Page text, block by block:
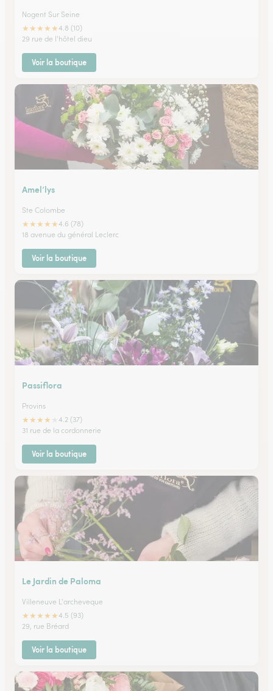
Nogent Sur Seine
★★★★★4.8 (10)
29 rue de l'hôtel dieu
Voir la boutique
Amel’lys
Ste Colombe
★★★★★4.6 (78)
18 avenue du général Leclerc
Voir la boutique
Passiflora
Provins
★★★★
4.2 (37)
31 rue de la cordonnerie
Voir la boutique
Le Jardin de Paloma
Villeneuve L'archeveque
★★★★★4.5 (93)
29, rue Bréard
Voir la boutique